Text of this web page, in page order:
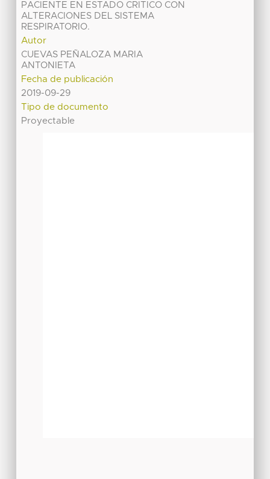
PACIENTE EN ESTADO CRITICO CON
ALTERACIONES DEL SISTEMA
RESPIRATORIO.
Autor
CUEVAS PEÑALOZA MARIA
ANTONIETA
Fecha de publicación
2019-09-29
Tipo de documento
Proyectable